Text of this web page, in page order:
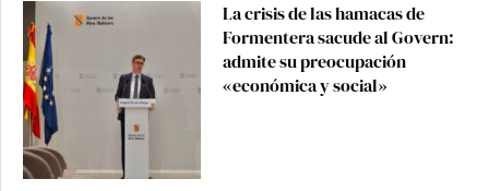
La crisis de las hamacas de
Formentera sacude al Govern:
admite su preocupación
«económica y social»